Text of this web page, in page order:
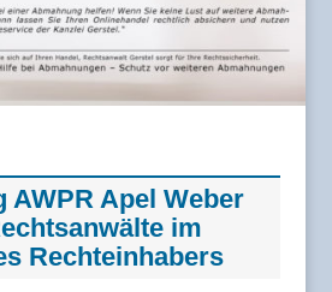
AWPR Apel Weber
im
Rechteinhabers